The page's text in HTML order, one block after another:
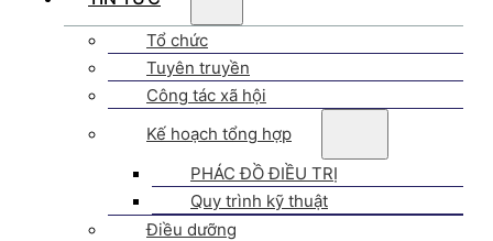
Tổ chức
Tuyên truyền
Công tác xã hội
Kế hoạch tổng hợp
PHÁC ĐỒ ĐIỀU TRỊ
Quy trình kỹ thuật
Điều dưỡng